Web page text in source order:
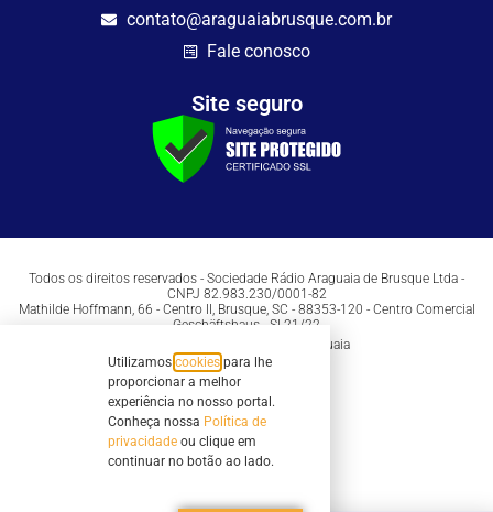
contato@araguaiabrusque.com.br
Fale conosco
Site seguro
Todos os direitos reservados - Sociedade Rádio Araguaia de Brusque Ltda -
CNPJ 82.983.230/0001-82
Mathilde Hoffmann, 66 - Centro II, Brusque, SC - 88353-120 - Centro Comercial
Geschäftshaus - Sl 21/22
Copyright © 2026 | Rádio Araguaia
Utilizamos cookies para lhe
proporcionar a melhor
experiência no nosso portal.
Conheça nossa Política de
privacidade ou clique em
continuar no botão ao lado.